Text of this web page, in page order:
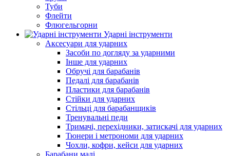
Туби
Флейти
Флюгельгорни
Ударні інструменти
Аксесуари для ударних
Засоби по догляду за ударними
Інше для ударних
Обручі для барабанів
Педалі для барабанів
Пластики для барабанів
Стійки для ударних
Стільці для барабанщиків
Тренувальні педи
Тримачі, перехідники, затискачі для ударних
Тюнери і метрономи для ударних
Чохли, кофри, кейси для ударних
Барабани малі